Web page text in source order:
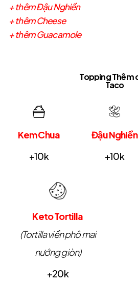
+ thêm Đậu Nghiền
+ thêm Cheese
+ thêm Guacamole
ToppingThêm
Taco
Kem Chua
+10k
Đậu Nghiền
+10k
Keto Tortilla
(Tortilla viền phô mai
nướng giòn)
+20k